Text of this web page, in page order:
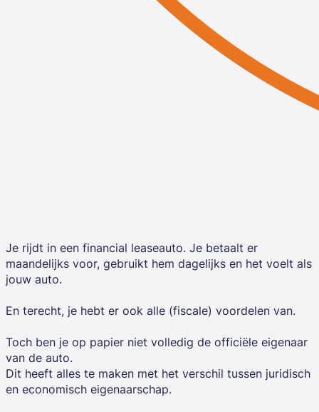
Je rijdt in een financial leaseauto. Je betaalt er
maandelijks voor, gebruikt hem dagelijks en het voelt als
jouw auto.
En terecht, je hebt er ook alle (fiscale) voordelen van.
Toch ben je op papier niet volledig de officiële eigenaar
van de auto.
Dit heeft alles te maken met het verschil tussen juridisch
en economisch eigenaarschap.